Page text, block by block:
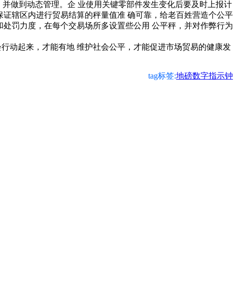
做到动态管理。企 业使用关键零部件发生变化后要及时上报计
辖区内进行贸易结算的秤量值准 确可靠，给老百姓营造个公平
罚力度，在每个交易场所多设置些公用 公平秤，并对作弊行为
起来，才能有地 维护社会公平，才能促进市场贸易的健康发
tag标签:地磅数字指示钟